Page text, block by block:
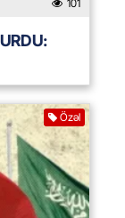
101
Özəl